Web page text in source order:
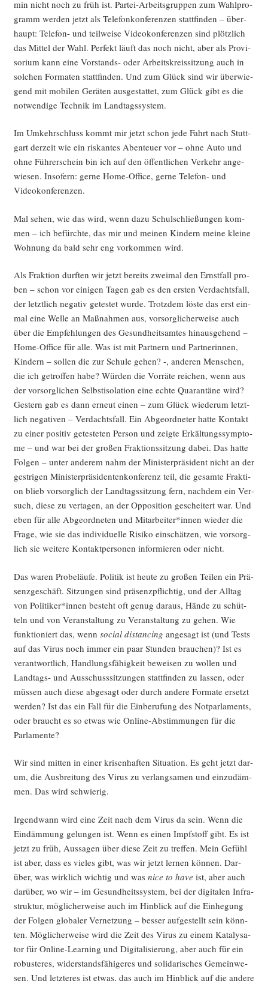
min nicht noch zu früh ist. Par­tei-Arbeits­grup­pen zum Wahl­pro­
gramm wer­den jetzt als Tele­fon­kon­fe­ren­zen statt­fin­den – über­
haupt: Tele­fon- und teil­wei­se Video­kon­fe­ren­zen sind plötz­lich
das Mit­tel der Wahl. Per­fekt läuft das noch nicht, aber als Pro­vi­
so­ri­um kann eine Vor­stands- oder Arbeits­kreis­sit­zung auch in
sol­chen For­ma­ten statt­fin­den. Und zum Glück sind wir über­wie­
gend mit mobi­len Gerä­ten aus­ge­stat­tet, zum Glück gibt es die
not­wen­di­ge Tech­nik im Landtagssystem.
Im Umkehr­schluss kommt mir jetzt schon jede Fahrt nach Stutt­
gart der­zeit wie ein ris­kan­tes Aben­teu­er vor – ohne Auto und
ohne Füh­rer­schein bin ich auf den öffent­li­chen Ver­kehr ange­
wie­sen. Inso­fern: ger­ne Home-Office, ger­ne Tele­fon- und
Videokonferenzen.
Mal sehen, wie das wird, wenn dazu Schul­schlie­ßun­gen kom­
men – ich befürch­te, das mir und mei­nen Kin­dern mei­ne klei­ne
Woh­nung da bald sehr eng vor­kom­men wird.
Als Frak­ti­on durf­ten wir jetzt bereits zwei­mal den Ernst­fall pro­
ben – schon vor eini­gen Tagen gab es den ers­ten Ver­dachts­fall,
der letzt­lich nega­tiv getes­tet wur­de. Trotz­dem lös­te das erst ein­
mal eine Wel­le an Maß­nah­men aus, vor­sorg­li­cher­wei­se auch
über die Emp­feh­lun­gen des Gesund­heits­am­tes hin­aus­ge­hend –
Home-Office für alle. Was ist mit Part­nern und Part­ne­rin­nen,
Kin­dern – sol­len die zur Schu­le gehen? -, ande­ren Men­schen,
die ich getrof­fen habe? Wür­den die Vor­rä­te rei­chen, wenn aus
der vor­sorg­li­chen Selbst­iso­la­ti­on eine ech­te Qua­ran­tä­ne wird?
Ges­tern gab es dann erneut einen – zum Glück wie­der­um letzt­
lich nega­ti­ven – Ver­dachts­fall. Ein Abge­ord­ne­ter hat­te Kon­takt
zu einer posi­tiv getes­te­ten Per­son und zeig­te Erkäl­tungs­sym­pto­
me – und war bei der gro­ßen Frak­ti­ons­sit­zung dabei. Das hat­te
Fol­gen – unter ande­rem nahm der Minis­ter­prä­si­dent nicht an der
gest­ri­gen Minis­ter­prä­si­den­ten­kon­fe­renz teil, die gesam­te Frak­ti­
on blieb vor­sorg­lich der Land­tags­sit­zung fern, nach­dem ein Ver­
such, die­se zu ver­ta­gen, an der Oppo­si­ti­on geschei­tert war. Und
eben für alle Abge­ord­ne­ten und Mitarbeiter*innen wie­der die
Fra­ge, wie sie das indi­vi­du­el­le Risi­ko ein­schät­zen, wie vor­sorg­
lich sie wei­te­re Kon­takt­per­so­nen infor­mie­ren oder nicht.
Das waren Pro­be­läu­fe. Poli­tik ist heu­te zu gro­ßen Tei­len ein Prä­
senz­ge­schäft. Sit­zun­gen sind prä­senz­pflich­tig, und der All­tag
von Politiker*innen besteht oft genug dar­aus, Hän­de zu schüt­
teln und von Ver­an­stal­tung zu Ver­an­stal­tung zu gehen. Wie
funk­tio­niert das, wenn social distancing ange­sagt ist (und Tests
auf das Virus noch immer ein paar Stun­den brau­chen)? Ist es
ver­ant­wort­lich, Hand­lungs­fä­hig­keit bewei­sen zu wol­len und
Land­tags- und Aus­schuss­sit­zun­gen statt­fin­den zu las­sen, oder
müs­sen auch die­se abge­sagt oder durch ande­re For­ma­te ersetzt
wer­den? Ist das ein Fall für die Ein­be­ru­fung des Not­par­la­ments,
oder braucht es so etwas wie Online-Abstim­mun­gen für die
Parlamente?
Wir sind mit­ten in einer kri­sen­haf­ten Situa­ti­on. Es geht jetzt dar­
um, die Aus­brei­tung des Virus zu ver­lang­sa­men und ein­zu­däm­
men. Das wird schwierig.
Irgend­wann wird eine Zeit nach dem Virus da sein. Wenn die
Ein­däm­mung gelun­gen ist. Wenn es einen Impf­stoff gibt. Es ist
jetzt zu früh, Aus­sa­gen über die­se Zeit zu tref­fen. Mein Gefühl
ist aber, dass es vie­les gibt, was wir jetzt ler­nen kön­nen. Dar­
über, was wirk­lich wich­tig und was nice to have ist, aber auch
dar­über, wo wir – im Gesund­heits­sys­tem, bei der digi­ta­len Infra­
struk­tur, mög­li­cher­wei­se auch im Hin­blick auf die Ein­he­gung
der Fol­gen glo­ba­ler Ver­net­zung – bes­ser auf­ge­stellt sein könn­
ten. Mög­li­cher­wei­se wird die Zeit des Virus zu einem Kata­ly­sa­
tor für Online-Lear­ning und Digi­ta­li­sie­rung, aber auch für ein
robus­te­res, wider­stands­fä­hi­ge­res und soli­da­ri­sches Gemein­we­
sen. Und letz­te­res ist etwas, das auch im Hin­blick auf die ande­re